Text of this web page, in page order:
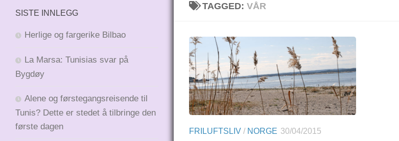
TAGGED:VÅR
FRILUFTSLIV / NORGE 30/04/2015
SISTE INNLEGG
Herlige og fargerike Bilbao
La Marsa: Tunisias svar på
Bygdøy
Alene og førstegangsreisende til
Tunis? Dette er stedet å tilbringe den
første dagen